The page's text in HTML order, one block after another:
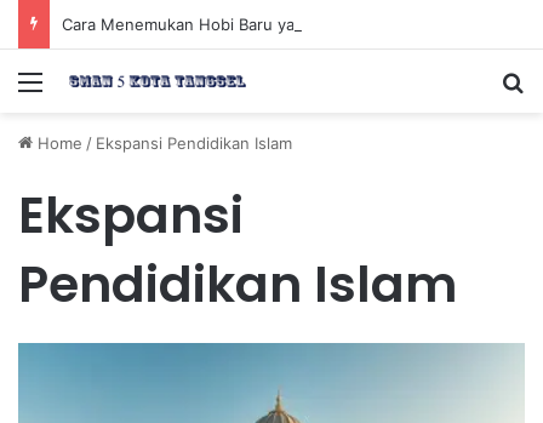
Menu
Home / Ekspansi Pendidikan Islam
Ekspansi
Pendidikan Islam